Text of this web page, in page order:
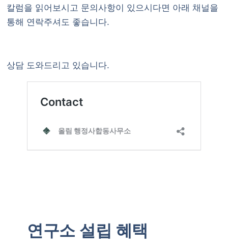
칼럼을 읽어보시고 문의사항이 있으시다면 아래 채널을
통해 연락주셔도 좋습니다.
상담 도와드리고 있습니다.
연구소 설립 혜택